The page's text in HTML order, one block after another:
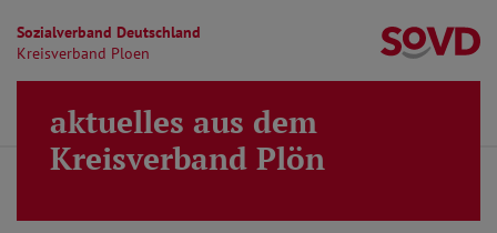
Sozialverband Deutschland
Kreisverband Ploen
Direkt zu den Inhalten springen
MENÜ
aktuelles aus dem
Kreisverband Plön